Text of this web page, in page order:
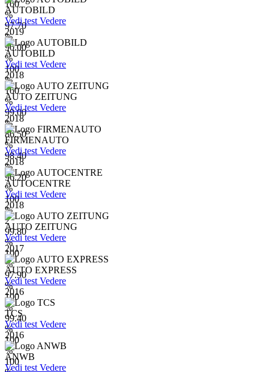
100
%
97.70
%
90.00
%
100
%
100
%
99.00
%
86.50
%
98.40
%
96.20
%
100
%
2
99.80
%
100
%
97.90
%
100
%
99.40
%
100
%
100
AUTOBILD
Vedi test Vedere
2019
AUTOBILD
Vedi test Vedere
2018
AUTO ZEITUNG
Vedi test Vedere
2018
FIRMENAUTO
Vedi test Vedere
2018
AUTOCENTRE
Vedi test Vedere
2018
AUTO ZEITUNG
Vedi test Vedere
2017
AUTO EXPRESS
Vedi test Vedere
2016
TCS
Vedi test Vedere
2016
ANWB
Vedi test Vedere